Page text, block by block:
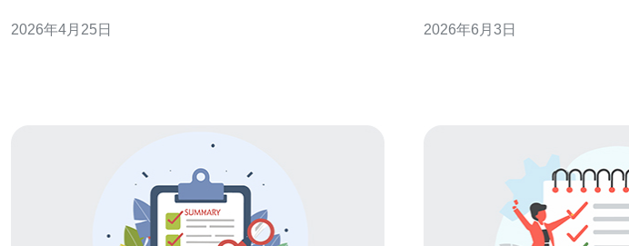
际云之间平衡性能与成本，快速落地稳定的网站部署。 哪
2026年4月25日
云厂商提供区域性优惠。 - 安全
2026年6月3日